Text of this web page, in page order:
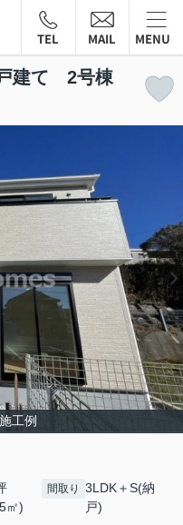
TEL MAIL MENU
建て 2号棟
工例
㎡)
間取り
3LDK＋S(納
戸)